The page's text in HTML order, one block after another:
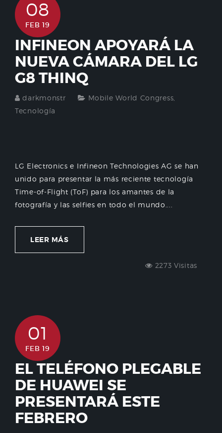
08
FEB 19
INFINEON APOYARÁ LA
NUEVA CÁMARA DEL LG
G8 THINQ
darkmonstr Mobile World Congress
Tecnología
LG Electronics e Infineon Technologies AG se han
unido para presentar la más reciente tecnología
Time-of-Flight (ToF) para los amantes de la
fotografía y las selfies en todo el mundo....
LEER MÁS
2273 Visitas
01
FEB 19
EL TELÉFONO PLEGABLE
DE HUAWEI SE
PRESENTARÁ ESTE
FEBRERO